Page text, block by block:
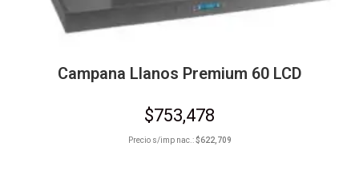
Campana Llanos Premium 60 LCD
$753,478
Precio s/imp nac.:$622,709